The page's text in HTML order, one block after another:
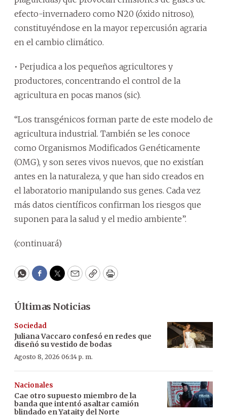
efecto-invernadero como N20 (óxido nitroso),
constituyéndose en la mayor repercusión agraria
en el cambio climático.
• Perjudica a los pequeños agricultores y
productores, concentrando el control de la
agricultura en pocas manos (sic).
“Los transgénicos forman parte de este modelo de
agricultura industrial. También se les conoce
como Organismos Modificados Genéticamente
(OMG), y son seres vivos nuevos, que no existían
antes en la naturaleza, y que han sido creados en
el laboratorio manipulando sus genes. Cada vez
más datos científicos confirman los riesgos que
suponen para la salud y el medio ambiente”.
(continuará)
WhatsApp
Facebook
Twitter
EmailCopyPrint
Últimas Noticias
Sociedad
Juliana Vaccaro confesó en redes que
diseñó su vestido de bodas
Agosto 8, 2026 06:14 p. m.
Nacionales
Cae otro supuesto miembro de la
banda que intentó asaltar camión
blindado en Yataity del Norte